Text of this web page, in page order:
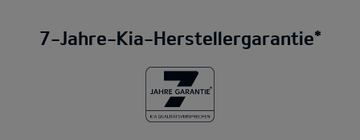
7-Jahre-Kia-Herstellergarantie*